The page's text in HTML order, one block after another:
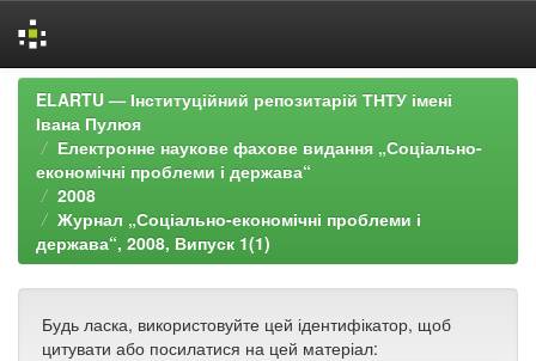
Skip
navigation
ELARTU — Інституційний репозитарій ТНТУ імені
Івана Пулюя
Електронне наукове фахове видання „Соціально-
економічні проблеми і держава“
2008
Журнал „Соціально-економічні проблеми і
держава“, 2008, Випуск 1(1)
Будь ласка, використовуйте цей ідентифікатор, щоб
цитувати або посилатися на цей матеріал: